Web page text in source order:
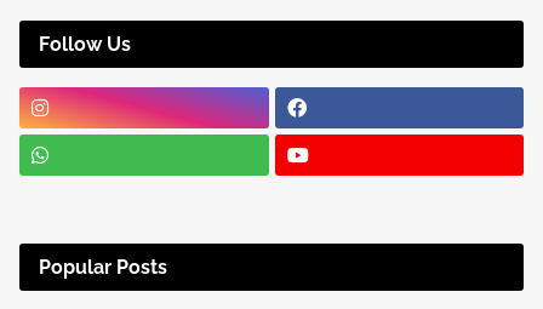
Follow Us
Popular Posts